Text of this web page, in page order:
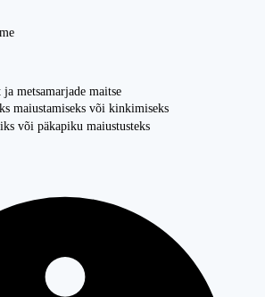
metsamarjade maitse
maiustamiseks või kinkimiseks
või päkapiku maiustusteks